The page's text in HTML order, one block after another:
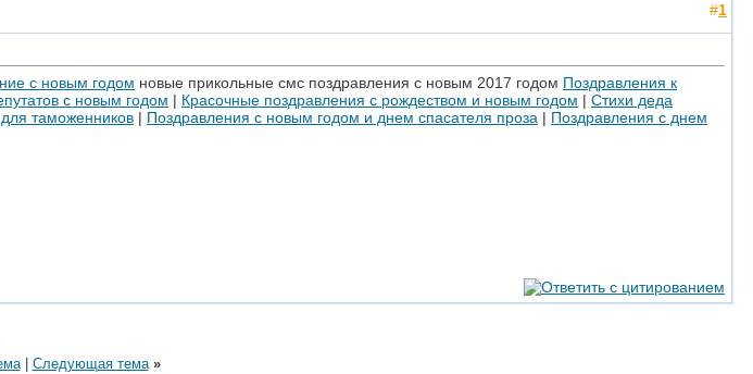
#1
с новым годом новые прикольные смс поздравления с новым 2017 годом Поздравления к
с новым годом | Красочные поздравления с рождеством и новым годом | Стихи деда
таможенников | Поздравления с новым годом и днем спасателя проза | Поздравления с днем
| Следующая тема »